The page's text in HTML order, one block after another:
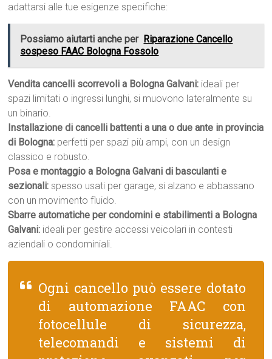
adattarsi alle tue esigenze specifiche:
Possiamo aiutarti anche per Riparazione Cancello
sospeso FAAC Bologna Fossolo
Vendita cancelli scorrevoli a Bologna Galvani: ideali per
spazi limitati o ingressi lunghi, si muovono lateralmente su
un binario.
Installazione di cancelli battenti a una o due ante in provincia
di Bologna: perfetti per spazi più ampi, con un design
classico e robusto.
Posa e montaggio a Bologna Galvani di basculanti e
sezionali: spesso usati per garage, si alzano e abbassano
con un movimento fluido.
Sbarre automatiche per condomini e stabilimenti a Bologna
Galvani: ideali per gestire accessi veicolari in contesti
aziendali o condominiali.
Ogni cancello può essere dotato
di automazione FAAC con
fotocellule di sicurezza,
telecomandi e sistemi di